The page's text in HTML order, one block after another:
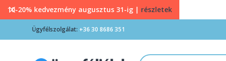
Ügyfélszolgálat: +36 30 8686 351
10-20% kedvezmény augusztus 31-ig | részletek